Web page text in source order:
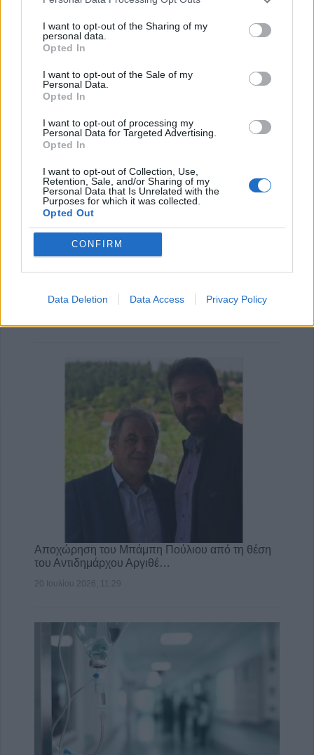
I want to opt-out of the Sharing of my
personal data.
Opted In
I want to opt-out of the Sale of my
Personal Data.
Opted In
I want to opt-out of processing my
Personal Data for Targeted Advertising.
Opted In
I want to opt-out of Collection, Use,
Retention, Sale, and/or Sharing of my
Personal Data that Is Unrelated with the
Purposes for which it was collected.
Opted Out
CONFIRM
Data Deletion Data Access Privacy Policy
Επιστήμη- Υγεία: Οι οικονομικές δυσκολίες
επιταχύνουν τη γνωστικ…
24 Ιουλίου 2026, 10:19
κίνδυνο εμφάνισης Πάρκινσ…
Αποχώρηση του Μπάμπη Πούλιου από τη θέση
του Αντιδημάρχου Αργιθέ…
20 Ιουλίου 2026, 11:29